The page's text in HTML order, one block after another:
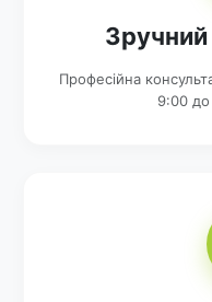
Зручний
Професійна
9:00